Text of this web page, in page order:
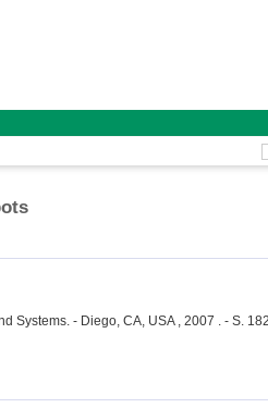
Systems. - Diego, CA, USA , 2007 . - S.